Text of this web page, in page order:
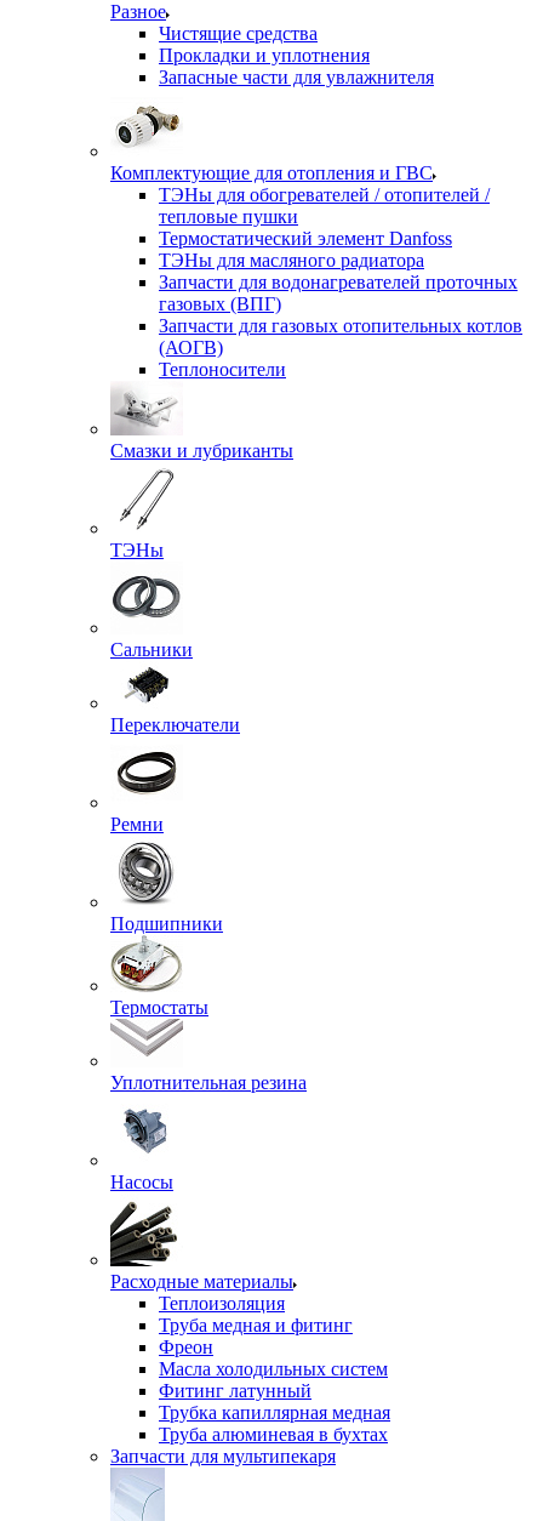
Разное
Чистящие средства
Прокладки и уплотнения
Запасные части для увлажнителя
Комплектующие для отопления и ГВС
ТЭНы для обогревателей / отопителей /
тепловые пушки
Термостатический элемент Danfoss
ТЭНы для масляного радиатора
Запчасти для водонагревателей проточных
газовых (ВПГ)
Запчасти для газовых отопительных котлов
(АОГВ)
Теплоносители
Смазки и лубриканты
ТЭНы
Сальники
Переключатели
Ремни
Подшипники
Термостаты
Уплотнительная резина
Насосы
Расходные материалы
Теплоизоляция
Труба медная и фитинг
Фреон
Масла холодильных систем
Фитинг латунный
Трубка капиллярная медная
Труба алюминевая в бухтах
Запчасти для мультипекаря